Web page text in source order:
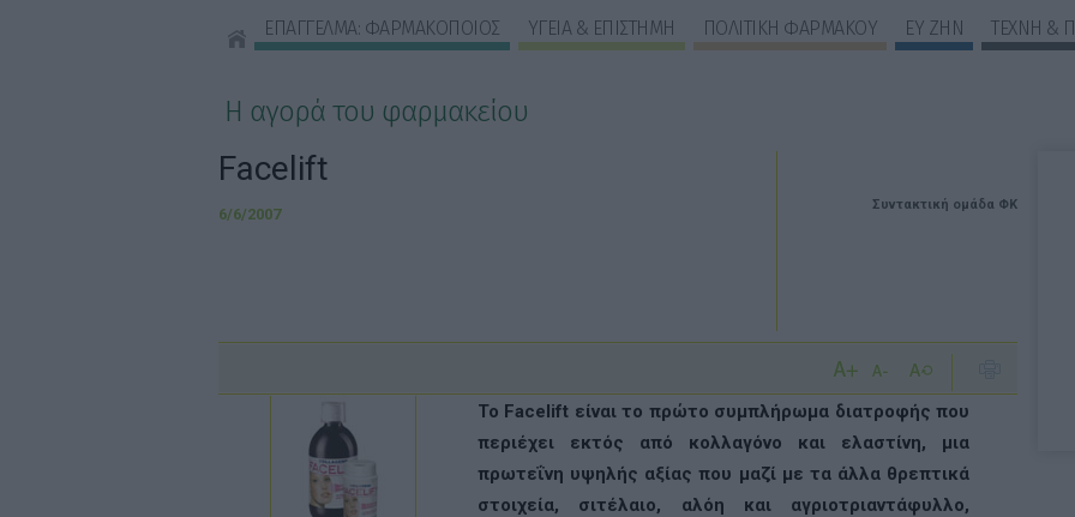
ΕΠΑΓΓΕΛΜΑ: ΦΑΡΜΑΚΟΠΟΙΟΣ ΥΓΕΙΑ & ΕΠΙΣΤΗΜΗ ΠΟΛΙΤΙΚΗ ΦΑΡΜΑΚΟΥ ΕΥ ΖΗΝ
ΤΕΧΝΗ &
Η αγορά του φαρμακείου
Συντακτική ομάδα ΦΚ
Facelift
6/6/2007
Το Facelift είναι το πρώτο συµπλήρωµα διατροφής που
περιέχει εκτός από κολλαγόνο και ελαστίνη, µια
πρωτεΐνη υψηλής αξίας που µαζί µε τα άλλα θρεπτικά
στοιχεία, σιτέλαιο, αλόη και αγριοτριαντάφυλλο,